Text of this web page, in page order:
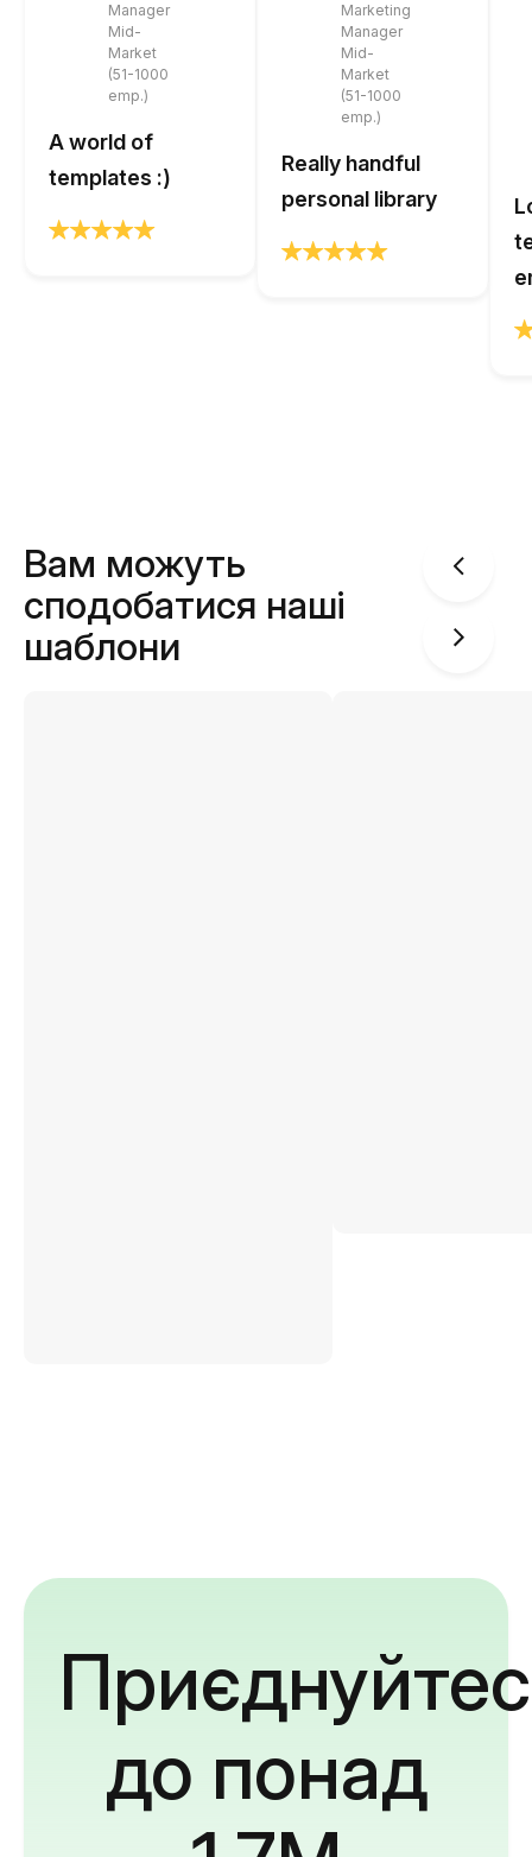
Manager
Mid-
Market
(51-1000
emp.)
A world of
templates :)
Marketing
Manager
Mid-
Market
(51-1000
emp.)
Really handful
personal library
Вам можуть
сподобатися наші
шаблони
до понад